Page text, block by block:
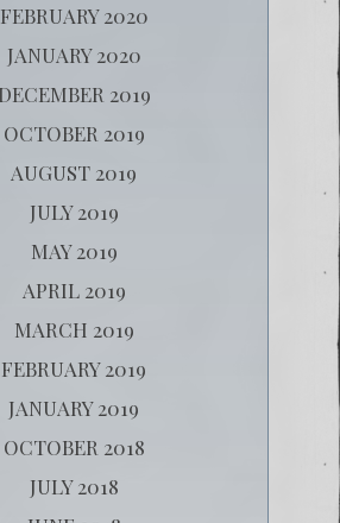
FEBRUARY 2020
JANUARY 2020
DECEMBER 2019
OCTOBER 2019
AUGUST 2019
JULY 2019
MAY 2019
APRIL 2019
MARCH 2019
FEBRUARY 2019
JANUARY 2019
OCTOBER 2018
JULY 2018